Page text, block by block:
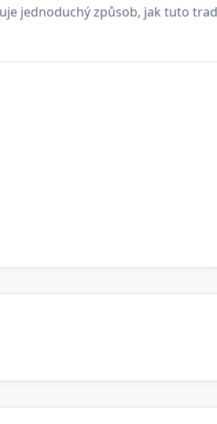
jednoduchý způsob, jak tuto